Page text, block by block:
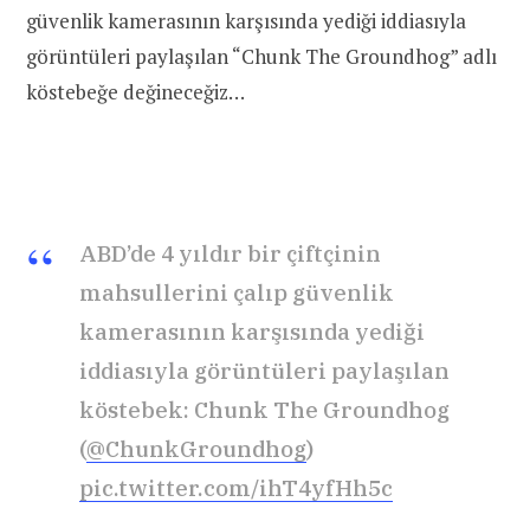
güvenlik kamerasının karşısında yediği iddiasıyla
görüntüleri paylaşılan “Chunk The Groundhog” adlı
köstebeğe değineceğiz…
ABD’de 4 yıldır bir çiftçinin
mahsullerini çalıp güvenlik
kamerasının karşısında yediği
iddiasıyla görüntüleri paylaşılan
köstebek: Chunk The Groundhog
(@ChunkGroundhog)
pic.twitter.com/ihT4yfHh5c